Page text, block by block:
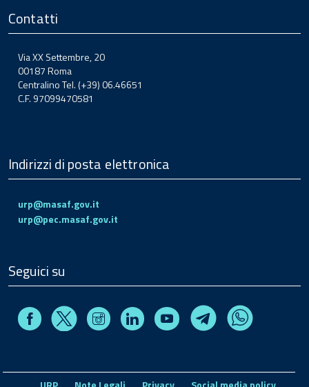
Contatti
Via XX Settembre, 20
00187 Roma
Centralino Tel. (+39) 06.46651
C.F. 97099470581
Indirizzi di posta elettronica
urp@masaf.gov.it
urp@pec.masaf.gov.it
Seguici su
FacebookX InstagramLinkedin Youtube TelegramWhatsapp